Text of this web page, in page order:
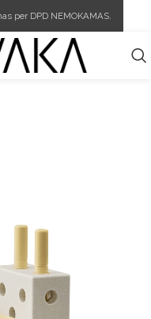
per DPD NEMOKAMAS.